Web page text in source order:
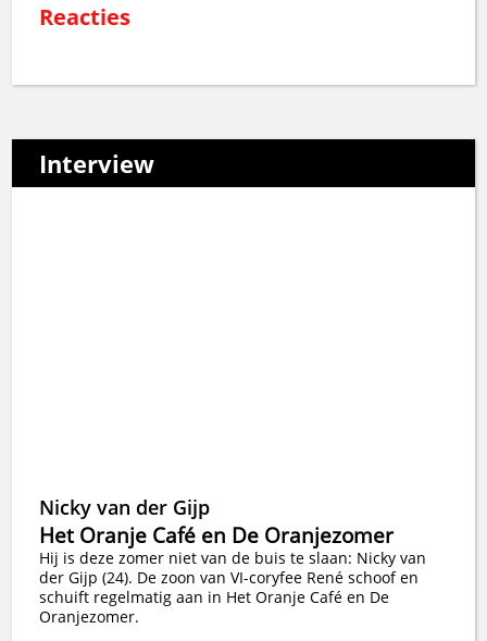
Reacties
Interview
Nicky van der Gijp
Het Oranje Café en De Oranjezomer
Hij is deze zomer niet van de buis te slaan: Nicky van
der Gijp (24). De zoon van VI-coryfee René schoof en
schuift regelmatig aan in Het Oranje Café en De
Oranjezomer.